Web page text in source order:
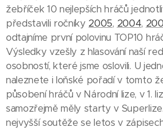
žebříček 10 nejlepších hráčů
představili ročníky 2005, 2004,
odtajníme první polovinu TOP10
Výsledky vzešly z hlasování naší
osobností, které jsme oslovili. U
naleznete i loňské pořadí v tomto
působení hráčů v Národní lize, v 1.
samozřejmě měly starty v
nejvyšší soutěže se letos v